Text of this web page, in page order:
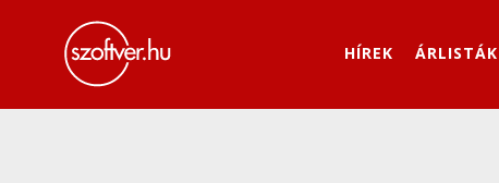
HÍREK ÁRLISTÁK